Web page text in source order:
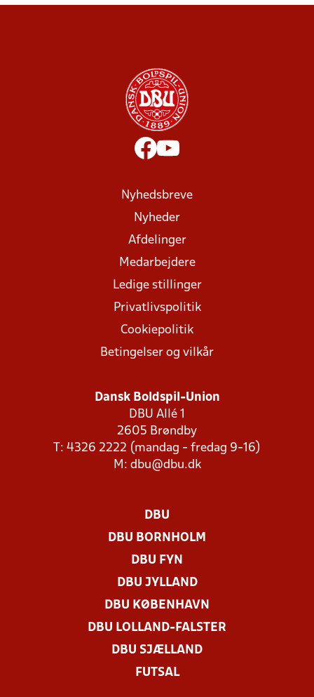
Nyhedsbreve
Nyheder
Afdelinger
Medarbejdere
Ledige stillinger
Privatlivspolitik
Cookiepolitik
Betingelser og vilkår
Dansk Boldspil-Union
DBU Allé 1
2605 Brøndby
T: 4326 2222 (mandag - fredag 9-16)
M: dbu@dbu.dk
DBU
DBU BORNHOLM
DBU FYN
DBU JYLLAND
DBU KØBENHAVN
DBU LOLLAND-FALSTER
DBU SJÆLLAND
FUTSAL